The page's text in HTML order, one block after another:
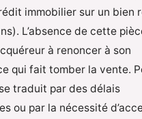
immobilier sur un bien
L’absence de cette
à renoncer à son
qui fait tomber la vente.
traduit par des délais
ou par la nécessité